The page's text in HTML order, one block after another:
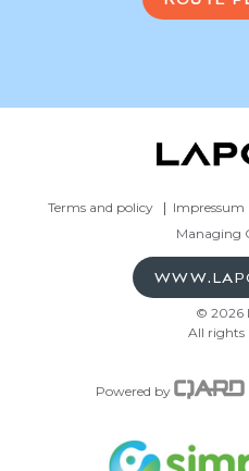
Terms and policy Impressum
Managing
© 2026
All rights
Powered by